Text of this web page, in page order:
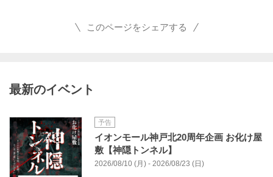
このページをシェアする
最新のイベント
予告
イオンモール神戸北20周年企画 お化け屋
敷【神隠トンネル】
2026/08/10 (月) - 2026/08/23 (日)